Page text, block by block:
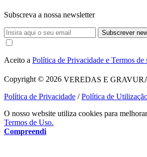
Subscreva a nossa newsletter
Subscrever
Aceito a Política de Privacidade e Termos de
Copyright © 2026 VEREDAS E
Política de Privacidade /Política de
O nosso website utiliza cookies para
Termos de Uso.
Compreendi